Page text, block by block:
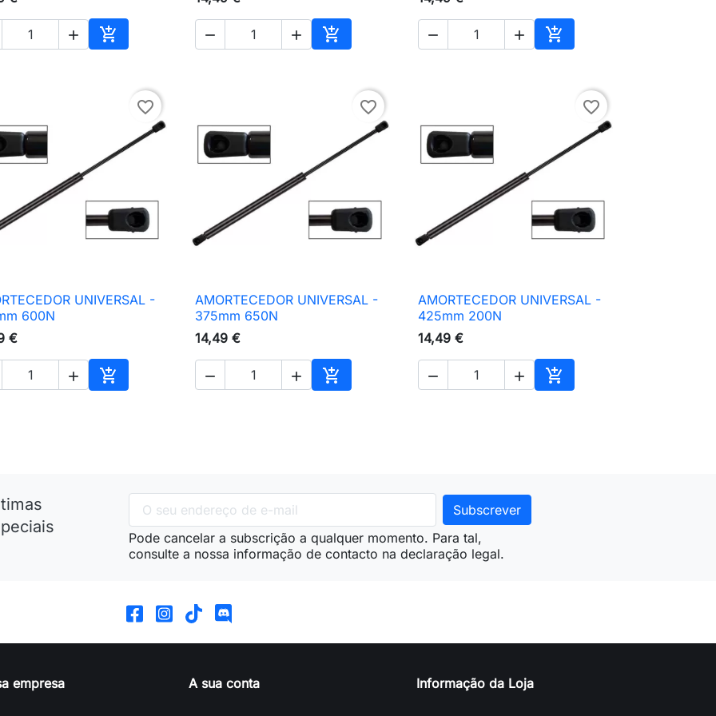
 
Adicionar ao carrinho
  
Adicionar ao carrinho
  
Adicionar ao carrinho
favorite_border
 Vista rápidaUNIVERSAL -
600N
€
 
Adicionar ao carrinho
favorite_border
 Vista rápida
AMORTECEDOR UNIVERSAL -
375mm 650N
14,49 €
  
Adicionar ao carrinho
favorite_border
 Vista rápida
AMORTECEDOR UNIVERSAL -
425mm 200N
14,49 €
  
Adicionar ao carrinho
Pode cancelar a subscrição a qualquer momento. Para tal,
consulte a nossa informação de contacto na declaração legal.
empresa A sua conta Informação da Loja